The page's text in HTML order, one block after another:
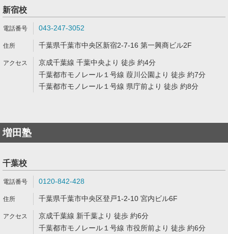
新宿校
043-247-3052
千葉県千葉市中央区新宿2-7-16 第一興商ビル2F
京成千葉線 千葉中央より 徒歩 約4分
千葉都市モノレール１号線 葭川公園より 徒歩 約7分
千葉都市モノレール１号線 県庁前より 徒歩 約8分
増田塾
千葉校
0120-842-428
千葉県千葉市中央区登戸1-2-10 宮内ビル6F
京成千葉線 新千葉より 徒歩 約6分
千葉都市モノレール１号線 市役所前より 徒歩 約6分